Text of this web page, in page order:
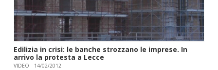
Edilizia in crisi: le banche strozzano le imprese. In
arrivo la protesta a Lecce
VIDEO 14/02/2012